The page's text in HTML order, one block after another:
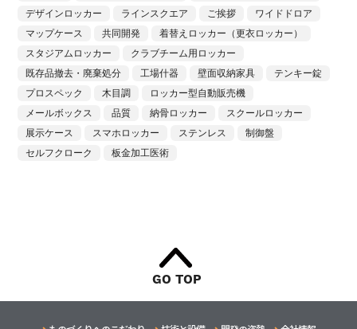
デザインロッカー
ラインスクエア ご挨拶
ワイドドロア
マップケース
共同開発
着替えロッカー（更衣ロッカー）
スタジアムロッカー
クラブチーム用ロッカー
既存品撤去・廃棄処分
工場什器 壁面収納家具
テンキー錠
プロスペック
木目調
ロッカー型自動販売機
メールボックス
品質 納骨ロッカー
スクールロッカー
展示ケース
スマホロッカー ステンレス
制御盤
セルフクローク
板金加工医術
GO TOP